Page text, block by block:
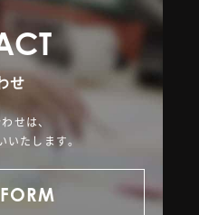
CT
せ
せは、
いたします。